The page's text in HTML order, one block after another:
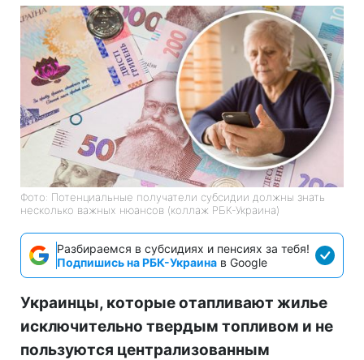
Фото: Потенциальные получатели субсидии должны знать
несколько важных нюансов (коллаж РБК-Украина)
Разбираемся в субсидиях и пенсиях за тебя!
Подпишись на РБК-Украина в Google
Украинцы, которые отапливают жилье
исключительно твердым топливом и не
пользуются централизованным